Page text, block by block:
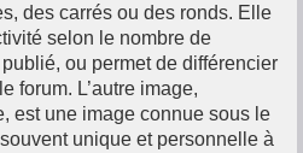
des carrés ou des ronds. Elle
selon le nombre de
ou permet de différencier
forum. L’autre image,
est une image connue sous le
unique et personnelle à